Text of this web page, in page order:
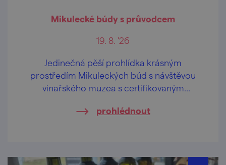
Mikulecké búdy s průvodcem
19. 8. '26
Jedinečná pěší prohlídka krásným
prostředím Mikuleckých búd s návštěvou
vinařského muzea s certifikovaným
vína.
prohlédnout